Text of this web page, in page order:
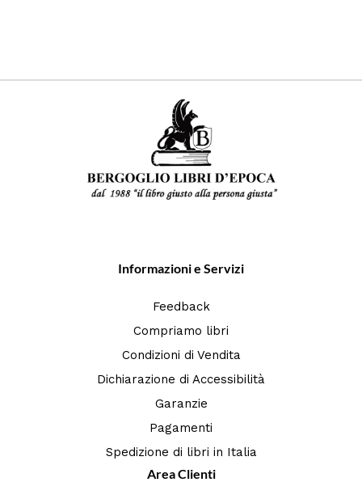
Informazioni e Servizi
Feedback
Compriamo libri
Condizioni di Vendita
Dichiarazione di Accessibilità
Garanzie
Pagamenti
Spedizione di libri in Italia
Area Clienti